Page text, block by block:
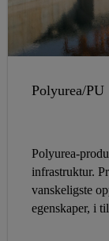
Polyurea/PU
Polyurea-
infrastruktur.
vanskeligste
egenskaper, i